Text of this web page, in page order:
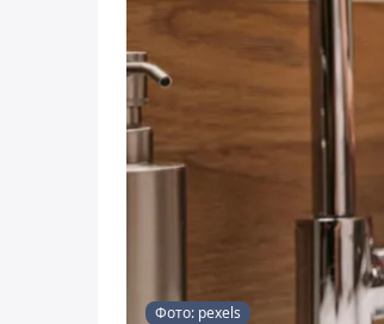
Фото: pexels